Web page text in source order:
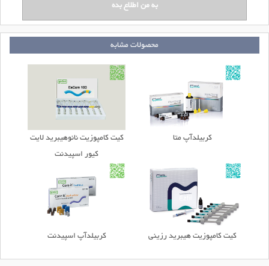
محصولات مشابه
کربیلدآپ متا
کیت کامپوزیت نانوهیبرید لایت
کیور اسپیدنت
کیت کامپوزیت هیبرید رزینی کربیلدآپ اسپیدنت